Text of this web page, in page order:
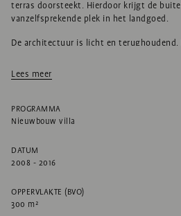
terras doorsteekt. Hierdoor krijgt de
vanzelfsprekende plek in het landgoed.
De architectuur is licht en terughoudend.
contrast hiermee is veel glas toegepast
elkaar zijn verbonden en de villa opgaat
De villa is gebouwd in een innovatief
kruislaaghout (CLT). Het glas is direct
Dit was alleen mogelijk doordat de
Lees meer
PROGRAMMA
Nieuwbouw villa
DATUM
2008 - 2016
OPPERVLAKTE (BVO)
300 m²